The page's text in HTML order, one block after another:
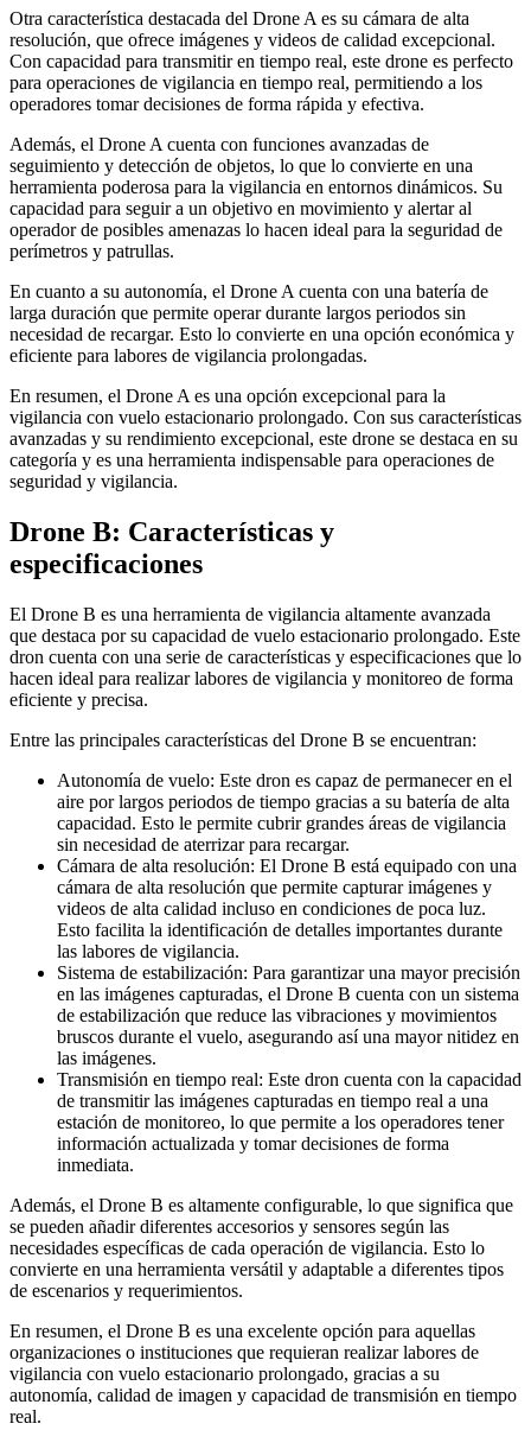
Otra característica destacada del Drone A es su cámara de alta
resolución, que ofrece imágenes y videos de calidad excepcional.
Con capacidad para transmitir en tiempo real, este drone es perfecto
para operaciones de vigilancia en tiempo real, permitiendo a los
operadores tomar decisiones de forma rápida y efectiva.
Además, el Drone A cuenta con funciones avanzadas de
seguimiento y detección de objetos, lo que lo convierte en una
herramienta poderosa para la vigilancia en entornos dinámicos. Su
capacidad para seguir a un objetivo en movimiento y alertar al
operador de posibles amenazas lo hacen ideal para la seguridad de
perímetros y patrullas.
En cuanto a su autonomía, el Drone A cuenta con una batería de
larga duración que permite operar durante largos periodos sin
necesidad de recargar. Esto lo convierte en una opción económica y
eficiente para labores de vigilancia prolongadas.
En resumen, el Drone A es una opción excepcional para la
vigilancia con vuelo estacionario prolongado. Con sus características
avanzadas y su rendimiento excepcional, este drone se destaca en su
categoría y es una herramienta indispensable para operaciones de
seguridad y vigilancia.
Drone B: Características y
especificaciones
El Drone B es una herramienta de vigilancia altamente avanzada
que destaca por su capacidad de vuelo estacionario prolongado. Este
dron cuenta con una serie de características y especificaciones que lo
hacen ideal para realizar labores de vigilancia y monitoreo de forma
eficiente y precisa.
Entre las principales características del Drone B se encuentran:
Autonomía de vuelo: Este dron es capaz de permanecer en el
aire por largos periodos de tiempo gracias a su batería de alta
capacidad. Esto le permite cubrir grandes áreas de vigilancia
sin necesidad de aterrizar para recargar.
Cámara de alta resolución: El Drone B está equipado con una
cámara de alta resolución que permite capturar imágenes y
videos de alta calidad incluso en condiciones de poca luz.
Esto facilita la identificación de detalles importantes durante
las labores de vigilancia.
Sistema de estabilización: Para garantizar una mayor precisión
en las imágenes capturadas, el Drone B cuenta con un sistema
de estabilización que reduce las vibraciones y movimientos
bruscos durante el vuelo, asegurando así una mayor nitidez en
las imágenes.
Transmisión en tiempo real: Este dron cuenta con la capacidad
de transmitir las imágenes capturadas en tiempo real a una
estación de monitoreo, lo que permite a los operadores tener
información actualizada y tomar decisiones de forma
inmediata.
Además, el Drone B es altamente configurable, lo que significa que
se pueden añadir diferentes accesorios y sensores según las
necesidades específicas de cada operación de vigilancia. Esto lo
convierte en una herramienta versátil y adaptable a diferentes tipos
de escenarios y requerimientos.
En resumen, el Drone B es una excelente opción para aquellas
organizaciones o instituciones que requieran realizar labores de
vigilancia con vuelo estacionario prolongado, gracias a su
autonomía, calidad de imagen y capacidad de transmisión en tiempo
real.